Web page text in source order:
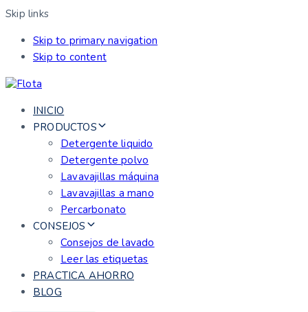
Skip links
Skip to primary navigation
Skip to content
INICIO
PRODUCTOS
Detergente liquido
Detergente polvo
Lavavajillas máquina
Lavavajillas a mano
Percarbonato
CONSEJOS
Consejos de lavado
Leer las etiquetas
PRACTICA AHORRO
BLOG